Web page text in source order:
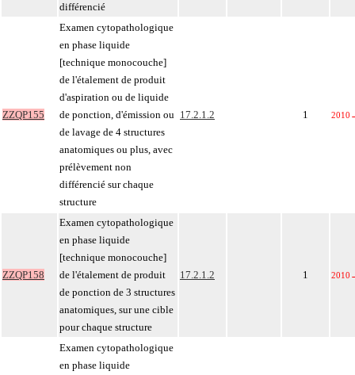
différencié
ZZQP155
Examen cytopathologique
en phase liquide
[technique monocouche]
de l'étalement de produit
d'aspiration ou de liquide
de ponction, d'émission ou
de lavage de 4 structures
anatomiques ou plus, avec
prélèvement non
différencié sur chaque
structure
17.2.1.2 1 2010
ZZQP158
Examen cytopathologique
en phase liquide
[technique monocouche]
de l'étalement de produit
de ponction de 3 structures
anatomiques, sur une cible
pour chaque structure
17.2.1.2 1 2010
Examen cytopathologique
en phase liquide